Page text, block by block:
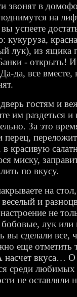
звонят в
на
успеете
кукуруза,
лук), из ящика
- открыть!
да, все
гостям и
им раздеться
За это
перец,
в красивую
миску,
по вкусу.
на
веселый и
не
бобовые, лук или
вы сделали все,
еще отметить
вкуса… О
среди
не